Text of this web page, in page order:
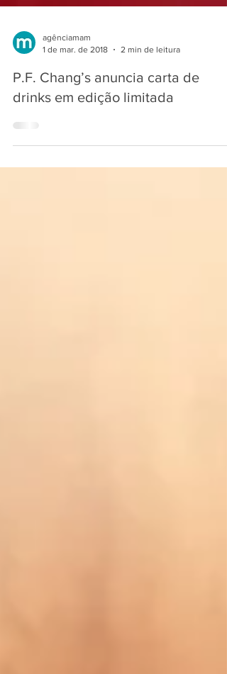
1 de mar. de 2018
2 min de leitura
P.F. Chang’s anuncia carta de
drinks em edição limitada